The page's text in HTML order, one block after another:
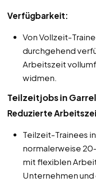
Verfügbarkeit:
Von Vollzeit-
durchgehend
Arbeitszeit
widmen.
Teilzeitjobs in Garrel
Reduzierte
Teilzeit-Trainees
normalerweise
mit flexiblen
Unternehmen